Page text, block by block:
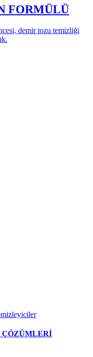
FORMÜLÜ
demir tozu temizliği
ÇÖZÜMLERİ